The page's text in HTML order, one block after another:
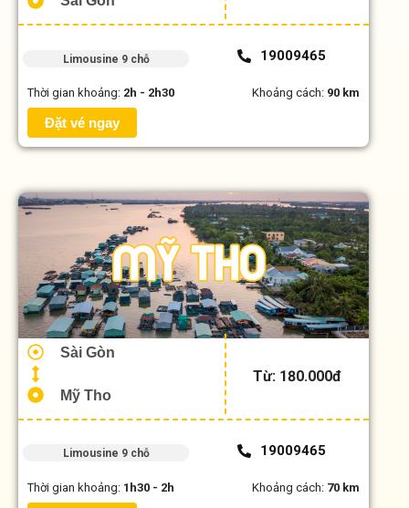
Limousine 9 chỗ 19009465
Thời gian khoảng: 2h - 2h30 Khoảng cách: 90 km
Đặt vé ngay
Sài Gòn
Mỹ Tho
Từ: 180.000đ
Limousine 9 chỗ 19009465
Thời gian khoảng: 1h30 - 2h Khoảng cách: 70 km